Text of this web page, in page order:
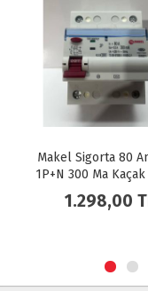
Makel Sigorta 80 Amper
1P+N 300 Ma Kaçak Akım
Rolesi
1.298,00 TL